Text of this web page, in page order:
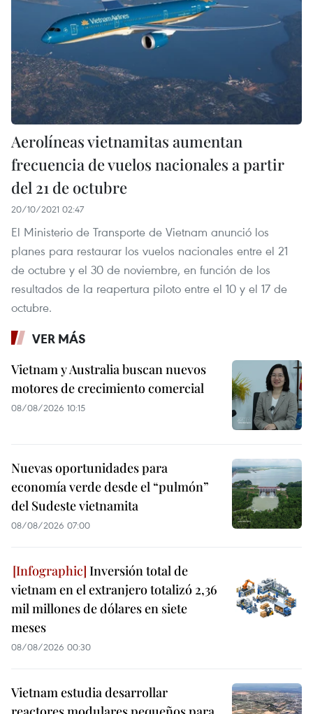
Aerolíneas vietnamitas aumentan
frecuencia de vuelos nacionales a partir
del 21 de octubre
20/10/2021 02:47
El Ministerio de Transporte de Vietnam anunció los
planes para restaurar los vuelos nacionales entre el 21
de octubre y el 30 de noviembre, en función de los
resultados de la reapertura piloto entre el 10 y el 17 de
octubre.
VER MÁS
Vietnam y Australia buscan nuevos
motores de crecimiento comercial
08/08/2026 10:15
Nuevas oportunidades para
economía verde desde el “pulmón”
del Sudeste vietnamita
08/08/2026 07:00
Inversión total de
vietnam en el extranjero totalizó 2,36
mil millones de dólares en siete
meses
08/08/2026 00:30
Vietnam estudia desarrollar